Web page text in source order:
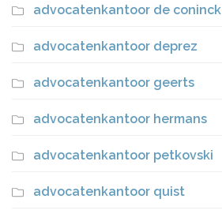
advocatenkantoor de coninck
advocatenkantoor deprez
advocatenkantoor geerts
advocatenkantoor hermans
advocatenkantoor petkovski
advocatenkantoor quist